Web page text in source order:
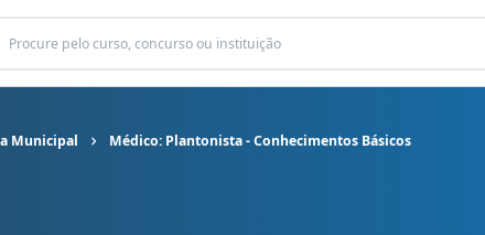
Municipal Médico: Plantonista - Conhecimentos Básicos